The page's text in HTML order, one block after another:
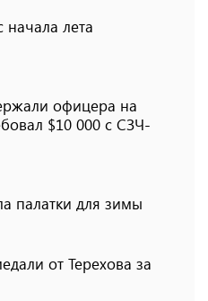
начала лета
офицера на
$10 000 с СЗЧ-
палатки для зимы
от Терехова за